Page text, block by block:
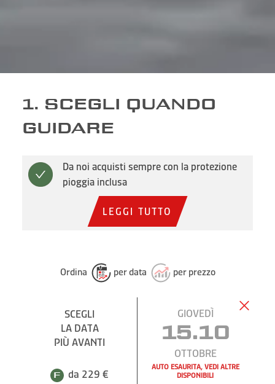
1. SCEGLI QUANDO
GUIDARE
Da noi acquisti sempre con la protezione
pioggia inclusa
LEGGI TUTTO
Ordina per data per prezzo
SCEGLI
LA DATA
PIÙ AVANTI
da 229 €
GIOVEDÌ
15.10
OTTOBRE
AUTO ESAURITA, VEDI ALTRE
DISPONIBILI